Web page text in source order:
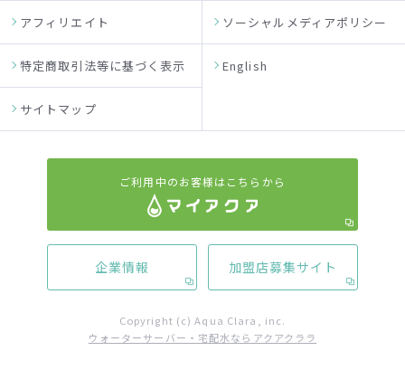
アフィリエイト ソーシャルメディアポリシー
特定商取引法等に基づく表示 English
サイトマップ
ご利用中のお客様はこちらから
企業情報 加盟店募集サイト
Copyright (c) Aqua Clara, inc.
ウォーターサーバー・宅配水ならアクアクララ